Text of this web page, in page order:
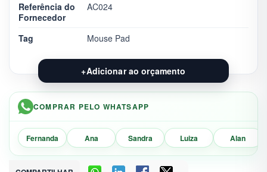
Referência do
Fornecedor
AC024
Tag Mouse Pad
+Adicionar ao orçamento
COMPRAR PELO WHATSAPP
Fernanda Ana Sandra Luiza Alan